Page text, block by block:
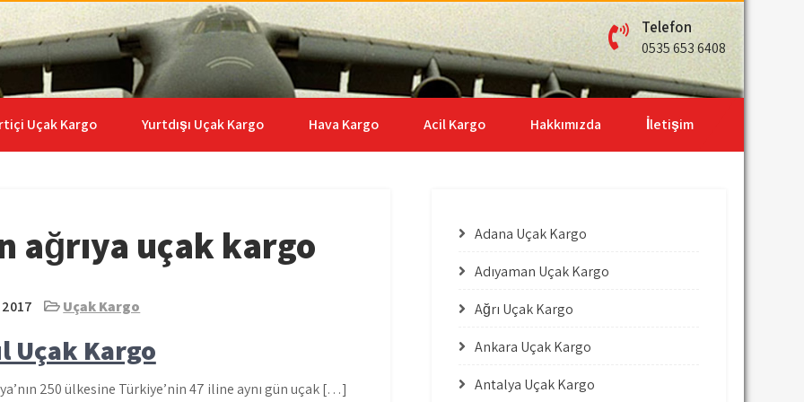
| 0535 653 6408
Telefon
0535 653 6408
Uçak Kargo Yurtdışı Uçak Kargo Hava Kargo Acil Kargo Hakkımızda İletişim
ağrıya uçak kargo
Uçak Kargo
Uçak Kargo
250 ülkesine Türkiye’nin 47 iline aynı gün uçak […]
Adana Uçak Kargo
Adıyaman Uçak Kargo
Ağrı Uçak Kargo
Ankara Uçak Kargo
Antalya Uçak Kargo